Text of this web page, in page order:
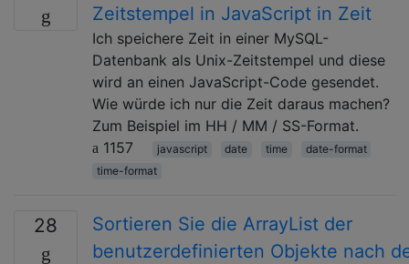
Zeitstempel in JavaScript in Zeit
Ich speichere Zeit in einer MySQL-
Datenbank als Unix-Zeitstempel und diese
wird an einen JavaScript-Code gesendet.
Wie würde ich nur die Zeit daraus machen?
Zum Beispiel im HH / MM / SS-Format.
1157
javascript date time
date-format
time-format
28
Sortieren Sie die ArrayList der
benutzerdefinierten Objekte nach